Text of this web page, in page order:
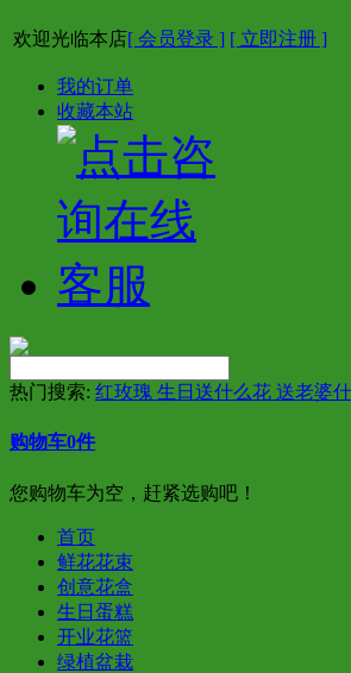
欢迎光临本店[ 会员登录 ] [ 立即注册 ]
我的订单
收藏本站
热门搜索: 红玫瑰 生日送什么花 送老婆
购物车0件
您购物车为空，赶紧选购吧！
首页
鲜花花束
创意花盒
生日蛋糕
开业花篮
绿植盆栽